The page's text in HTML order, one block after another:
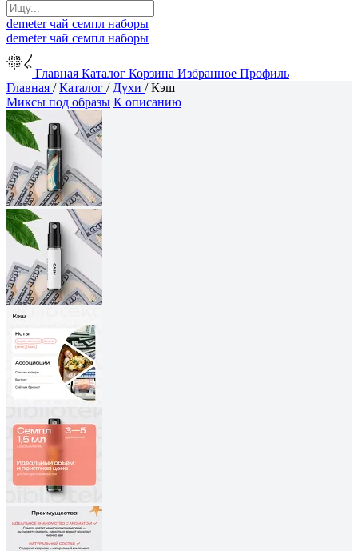
demeterчай семпл наборы
demeterчай семпл наборы
Главная Каталог Корзина Избранное Профиль
Главная /Каталог / Духи /Кэш
Миксы под образы К описанию